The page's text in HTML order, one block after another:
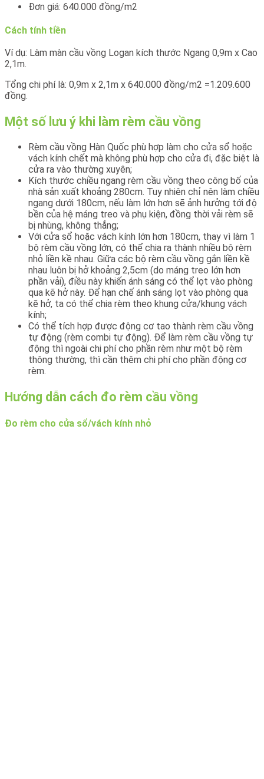
Đơn giá: 640.000 đồng/m2
Cách tính tiền
Ví dụ: Làm màn cầu vồng Logan kích thước Ngang 0,9m x Cao
2,1m.
Tổng chi phí là: 0,9m x 2,1m x 640.000 đồng/m2 =1.209.600
đồng.
Một số lưu ý khi làm rèm cầu vồng
Rèm cầu vồng Hàn Quốc phù hợp làm cho cửa sổ hoặc
vách kính chết mà không phù hợp cho cửa đi, đặc biệt là
cửa ra vào thường xuyên;
Kích thước chiều ngang rèm cầu vồng theo công bố của
nhà sản xuất khoảng 280cm. Tuy nhiên chỉ nên làm chiều
ngang dưới 180cm, nếu làm lớn hơn sẽ ảnh hưởng tới độ
bền của hệ máng treo và phụ kiện, đồng thời vải rèm sẽ
bị nhùng, không thẳng;
Với cửa sổ hoặc vách kính lớn hơn 180cm, thay vì làm 1
bộ rèm cầu vồng lớn, có thể chia ra thành nhiều bộ rèm
nhỏ liền kề nhau. Giữa các bộ rèm cầu vồng gắn liền kề
nhau luôn bị hở khoảng 2,5cm (do máng treo lớn hơn
phần vải), điều này khiến ánh sáng có thể lọt vào phòng
qua kẽ hở này. Để hạn chế ánh sáng lọt vào phòng qua
kẽ hở, ta có thể chia rèm theo khung cửa/khung vách
kính;
Có thể tích hợp được động cơ tao thành rèm cầu vồng
tự động (rèm combi tự động). Để làm rèm cầu vồng tự
động thì ngoài chi phí cho phần rèm như một bộ rèm
thông thường, thì cần thêm chi phí cho phần động cơ
rèm.
Hướng dẫn cách đo rèm cầu vồng
Đo rèm cho cửa sổ/vách kính nhỏ